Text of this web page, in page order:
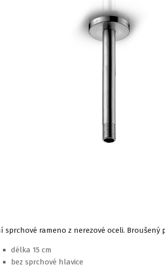
sprchové rameno z nerezové oceli. Broušený
délka 15 cm
bez sprchové hlavice